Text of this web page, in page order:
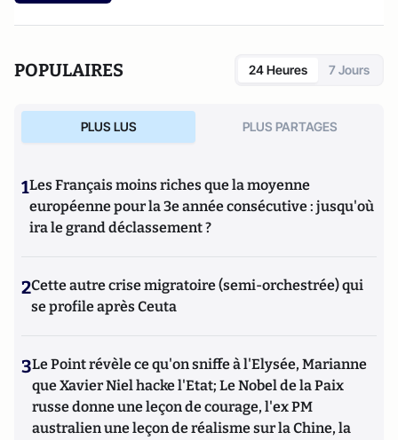
POPULAIRES 24 Heures 7 Jours
PLUS LUS PLUS PARTAGES
1Les Français moins riches que la moyenne
européenne pour la 3e année consécutive : jusqu'où
ira le grand déclassement ?
2Cette autre crise migratoire (semi-orchestrée) qui
se profile après Ceuta
3Le Point révèle ce qu'on sniffe à l'Elysée, Marianne
que Xavier Niel hacke l'Etat; Le Nobel de la Paix
russe donne une leçon de courage, l'ex PM
australien une leçon de réalisme sur la Chine, la